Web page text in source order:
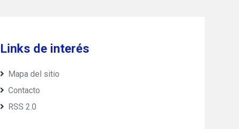
Links de interés
Mapa del sitio
Contacto
RSS 2.0